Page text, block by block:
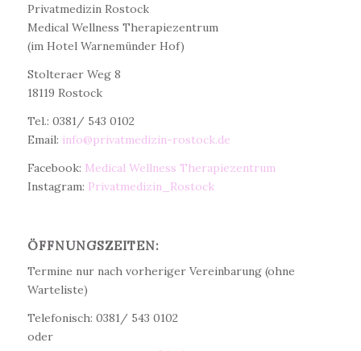
Privatmedizin Rostock
Medical Wellness Therapiezentrum
(im Hotel Warnemünder Hof)
Stolteraer Weg 8
18119 Rostock
Tel.: 0381/ 543 0102
Email: info@privatmedizin-rostock.de
Facebook: Medical Wellness Therapiezentrum
Instagram: Privatmedizin_Rostock
ÖFFNUNGSZEITEN:
Termine nur nach vorheriger Vereinbarung (ohne
Warteliste)
Telefonisch: 0381/ 543 0102
oder